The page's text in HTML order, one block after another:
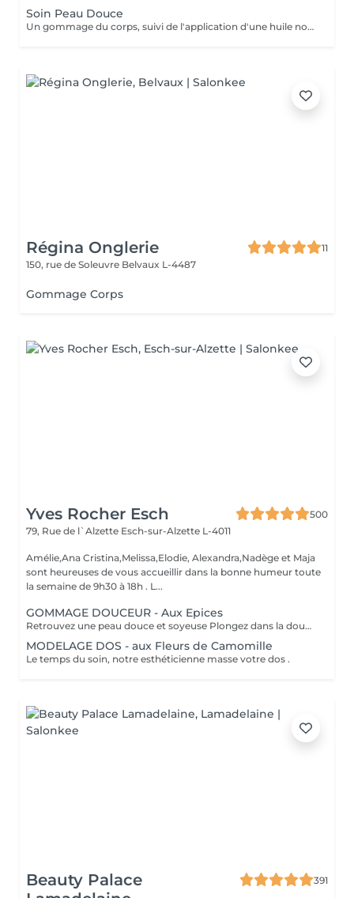
Soin Peau Douce
Un gommage du corps, suivi de l'application d'une huile nourrissante pour retrouver la douceur d'une peau de bébé.
Régina Onglerie
11
150, rue de Soleuvre Belvaux L-4487
Gommage Corps
Yves Rocher Esch
500
79, Rue de l`Alzette Esch-sur-Alzette L-4011
Amélie,Ana Cristina,Melissa,Elodie, Alexandra,Nadège et Maja
sont heureuses de vous accueillir dans la bonne humeur toute
la semaine de 9h30 à 18h . L...
GOMMAGE DOUCEUR - Aux Epices
Retrouvez une peau douce et soyeuse Plongez dans la douceur tropicale dIndonésie à travers les notes épicées des huiles essentielles de Girofle et de Muscade. Ce gommage aux effluves chauds et naturels vous transporte tout en exfoliant délicatement votre peau : elle est douce, lumineuse et satinée.
MODELAGE DOS - aux Fleurs de Camomille
Le temps du soin, notre esthéticienne masse votre dos .
Beauty Palace
391